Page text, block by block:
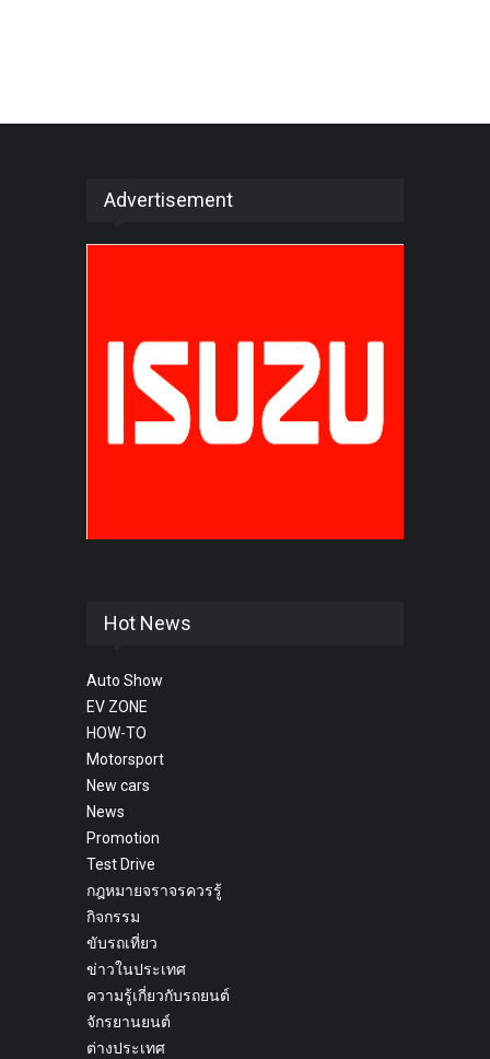
Advertisement
Hot News
Auto Show
EV ZONE
HOW-TO
Motorsport
New cars
News
Promotion
Test Drive
กฎหมายจราจรควรรู้
กิจกรรม
ขับรถเที่ยว
ข่าวในประเทศ
ความรู้เกี่ยวกับรถยนต์
จักรยานยนต์
ต่างประเทศ